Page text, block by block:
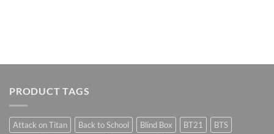
PRODUCT TAGS
Attack on Titan Back to School Blind Box BT21
BTS